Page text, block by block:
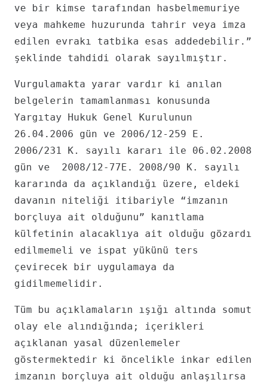
ve bir kimse tarafından hasbelmemuriye
veya mahkeme huzurunda tahrir veya imza
edilen evrakı tatbika esas addedebilir.”
şeklinde tahdidi olarak sayılmıştır.
Vurgulamakta yarar vardır ki anılan
belgelerin tamamlanması konusunda
Yargıtay Hukuk Genel Kurulunun
26.04.2006 gün ve 2006/12-259 E.
2006/231 K. sayılı kararı ile 06.02.2008
gün ve 2008/12-77E. 2008/90 K. sayılı
kararında da açıklandığı üzere, eldeki
davanın niteliği itibariyle “imzanın
borçluya ait olduğunu” kanıtlama
külfetinin alacaklıya ait olduğu gözardı
edilmemeli ve ispat yükünü ters
çevirecek bir uygulamaya da
gidilmemelidir.
Tüm bu açıklamaların ışığı altında somut
olay ele alındığında; içerikleri
açıklanan yasal düzenlemeler
göstermektedir ki öncelikle inkar edilen
imzanın borçluya ait olduğu anlaşılırsa